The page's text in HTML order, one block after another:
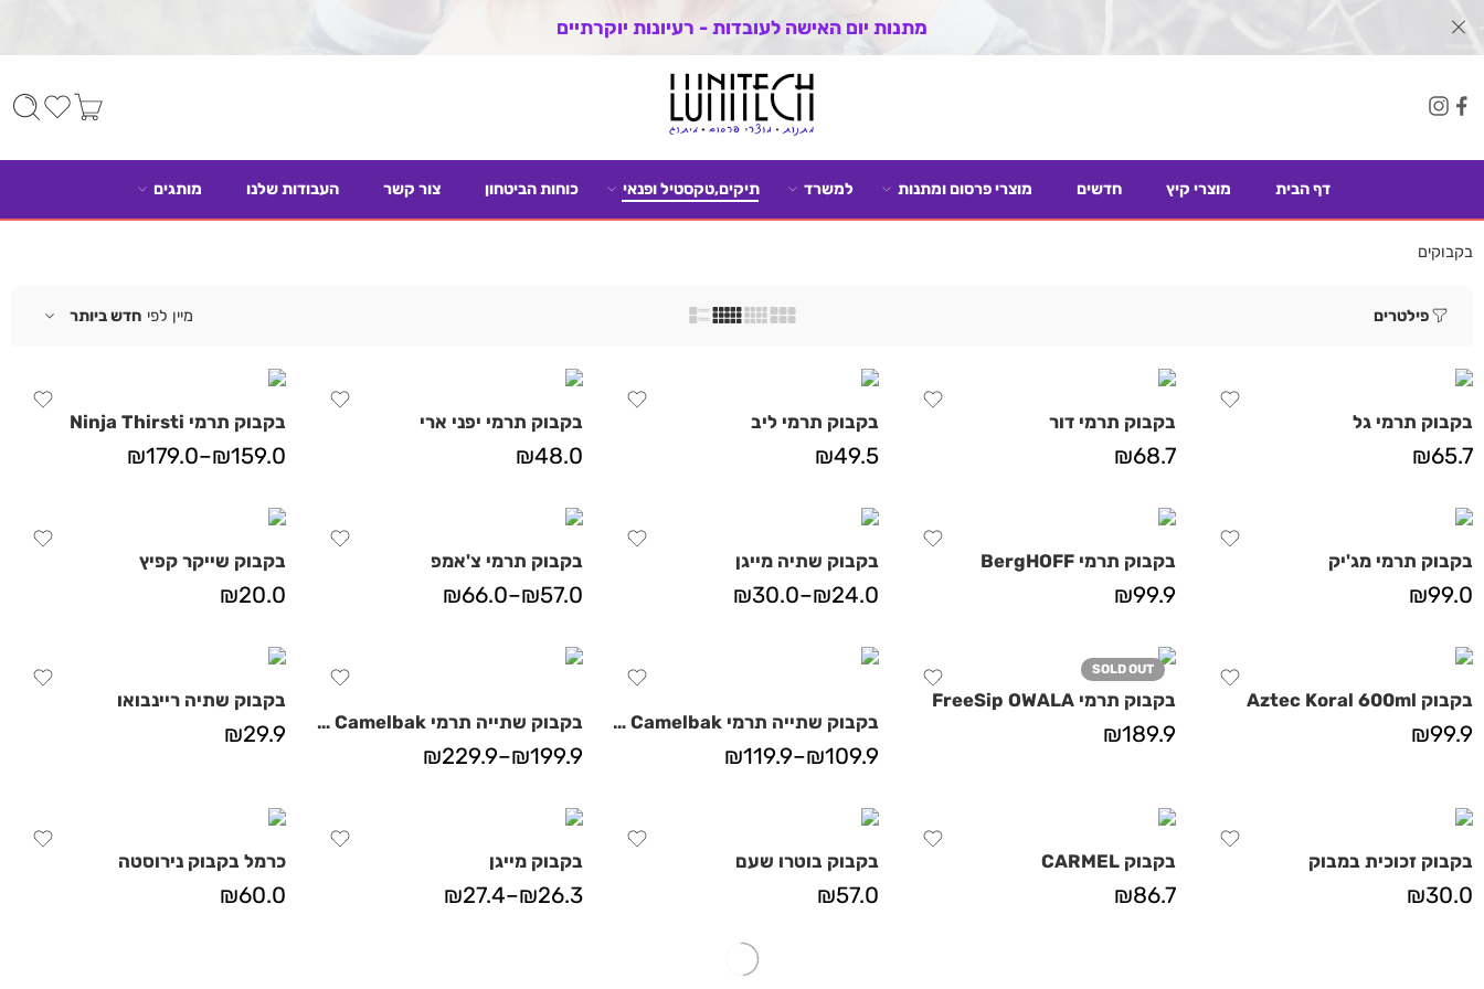
מתנות יום האישה לעובדות - רעיונות יוקרתיים
דף הבית מוצרי קיץ חדשים מוצרי פרסום ומתנות למשרד תיקים,טקסטיל ופנאי כוחות הביטחון צור קשר העבודות שלנו מותגים
בקבוקים
פילטרים מיין לפי חדש ביותר
בקבוק תרמי גל
₪65.7
בקבוק תרמי דור
₪68.7
בקבוק תרמי ליב
₪49.5
בקבוק תרמי יפני ארי
₪48.0
בקבוק תרמי Ninja Thirsti
₪159.0
–
₪179.0
בקבוק תרמי מג'יק
₪99.0
בקבוק תרמי BergHOFF
₪99.9
בקבוק שתיה מייגן
₪24.0
–
₪30.0
בקבוק תרמי צ'אמפ
₪57.0
–
₪66.0
בקבוק שייקר קפיץ
₪20.0
בקבוק Aztec Koral 600ml
₪99.9
SOLD OUT
בקבוק תרמי FreeSip OWALA
₪189.9 בקבוק שתייה תרמי Thrive Chug Tritan Renew Camelbak
₪109.9
–
₪119.9
בקבוק שתייה תרמי Thrive Chug Camelbak
₪199.9
–
₪229.9
בקבוק שתיה ריינבואו
₪29.9
בקבוק זכוכית במבוק
₪30.0
בקבוק CARMEL
₪86.7
בקבוק בוטרו שעם
₪57.0
בקבוק מייגן
₪26.3
–
₪27.4
כרמל בקבוק נירוסטה
₪60.0